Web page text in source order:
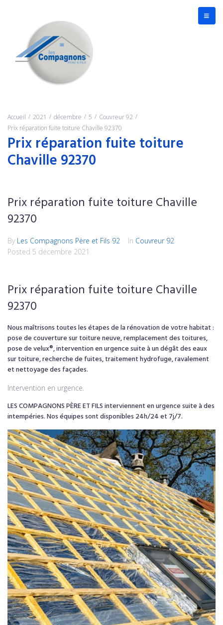
Prix réparation fuite toiture
Chaville 92370
Accueil / 2021 / décembre / 5 / Couvreur 92 /
Prix réparation fuite toiture Chaville 92370
Prix réparation fuite toiture Chaville
92370
By Les Compagnons Père et Fils 92 In Couvreur 92
Posted 5 décembre 2021
Prix réparation fuite toiture Chaville
92370
Nous maîtrisons toutes les étapes de la rénovation de votre habitat :
pose de couverture sur toiture neuve, remplacement des toitures,
pose de velux®, intervention en urgence suite à un dégât des eaux
sur toiture, recherche de fuites, traitement hydrofuge, ravalement
et nettoyage des façades.
Intervention en urgence.
LES COMPAGNONS PÈRE ET FILS interviennent en urgence suite à des
intempéries. Nos équipes sont disponibles 24h/24 et 7j/7.